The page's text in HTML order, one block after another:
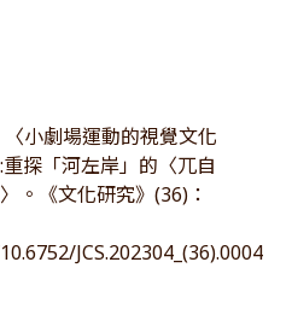
小劇場運動的視覺文化
探「河左岸」的〈兀自
。《文化研究》(36)：
JCS.202304_(36).0004